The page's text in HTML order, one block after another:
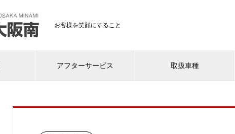
お客様を笑顔にすること
アフターサービス 取扱車種